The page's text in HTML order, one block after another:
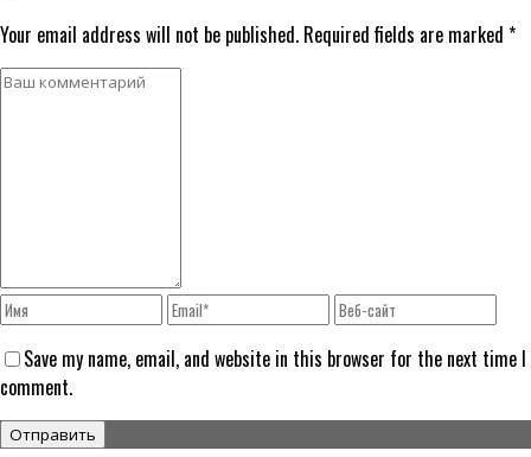
Your email address will not be published. Required fields are marked *
Save my name, email, and website in this browser for the next time I
comment.